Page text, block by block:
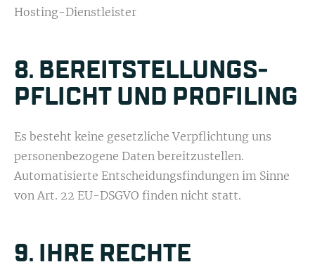
Hosting-Dienstleister
8. BEREIT­STELLUNGS­
PFLICHT UND PROFILING
Es besteht keine gesetzliche Verpflichtung uns
personenbezogene Daten bereitzustellen.
Automatisierte Entscheidungsfindungen im Sinne
von Art. 22 EU-DSGVO finden nicht statt.
9. IHRE RECHTE